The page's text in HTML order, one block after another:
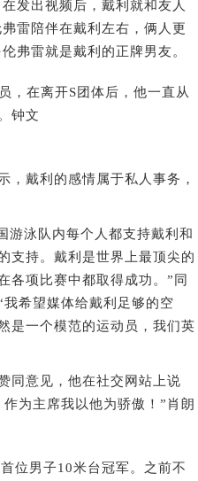
发出视频后，戴利就和友人
雷陪伴在戴利左右，俩人更
弗雷就是戴利的正牌男友。
在离开S团体后，他一直从
钟文
戴利的感情属于私人事务，
泳队内每个人都支持戴利和
支持。戴利是世界上最顶尖的
各项比赛中都取得成功。”同
希望媒体给戴利足够的空
是一个模范的运动员，我们英
意见，他在社交网站上说
为主席我以他为骄傲！”肖朗
男子10米台冠军。之前不